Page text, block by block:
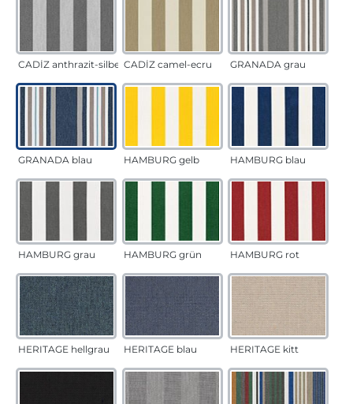
CADÍZ anthrazit-silber CADÍZ camel-ecru GRANADA grau
GRANADA blau HAMBURG gelb HAMBURG blau
HAMBURG grau HAMBURG grün HAMBURG rot
HERITAGE hellgrau HERITAGE blau HERITAGE kitt